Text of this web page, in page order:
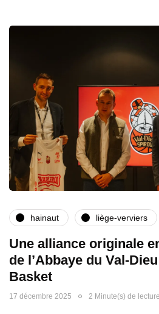
hainaut liège-verviers
Une alliance originale
de l’Abbaye du Val-
Basket
17 décembre 2025 2 Minute(s) de lecture